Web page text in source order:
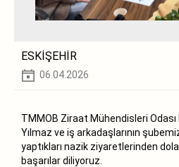
ESKİŞEHİR
06.04.2026
TMMOB Ziraat Mühendisleri
Yılmaz ve iş arkadaşlarının
yaptıkları nazik ziyaretlerinden
başarılar diliyoruz.